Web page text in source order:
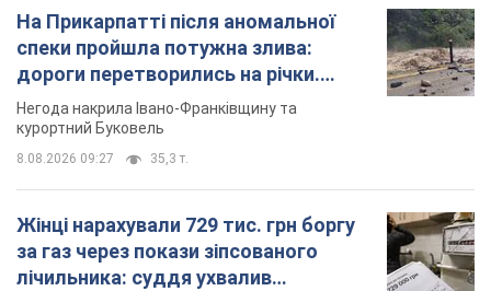
На Прикарпатті після аномальної
спеки пройшла потужна злива:
дороги перетворились на річки.
Відео
Негода накрила Івано-Франківщину та
курортний Буковель
8.08.2026 09:27 35,3 т.
Жінці нарахували 729 тис. грн боргу
за газ через покази зіпсованого
лічильника: суддя ухвалив